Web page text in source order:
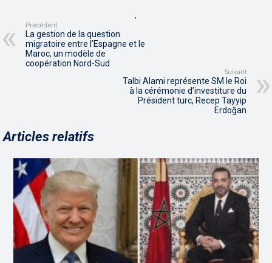
Précédent
La gestion de la question
migratoire entre l’Espagne et le
Maroc, un modèle de
coopération Nord-Sud
Suivant
Talbi Alami représente SM le Roi
à la cérémonie d’investiture du
Président turc, Recep Tayyip
Erdoğan
Articles relatifs